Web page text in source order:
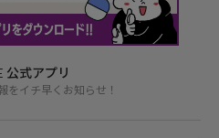
公式アプリ
をイチ早くお知らせ！